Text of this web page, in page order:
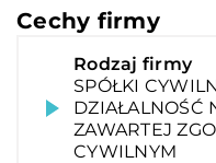
Cechy firmy
Rodzaj firmy
SPÓŁKI
DZIAŁALNOŚĆ
ZAWARTEJ
CYWILNYM